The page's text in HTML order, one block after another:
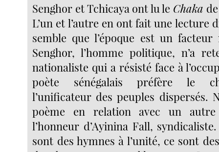
Senghor et Tchicaya ont lu le Chaka
L’un et l’autre en ont fait une lecture
semble que l’époque est un facteur
Senghor, l’homme politique, n’a
nationaliste qui a résisté face à
poète sénégalais préfère le
l’unificateur des peuples dispersés.
poème en relation avec un
l’honneur d’Ayinina Fall,
sont des hymnes à l’unité, ce sont